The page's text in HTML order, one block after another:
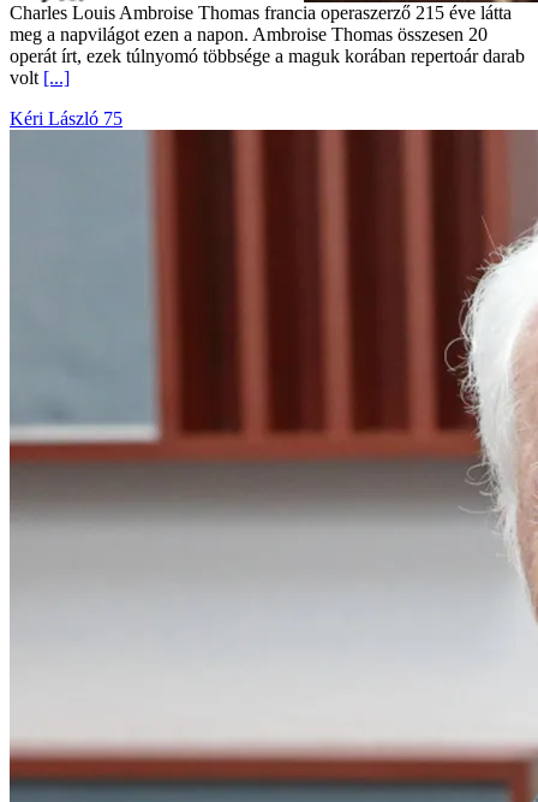
Charles Louis Ambroise Thomas francia operaszerző 215 éve látta
meg a napvilágot ezen a napon. Ambroise Thomas összesen 20
operát írt, ezek túlnyomó többsége a maguk korában repertoár darab
volt [...]
Kéri László 75